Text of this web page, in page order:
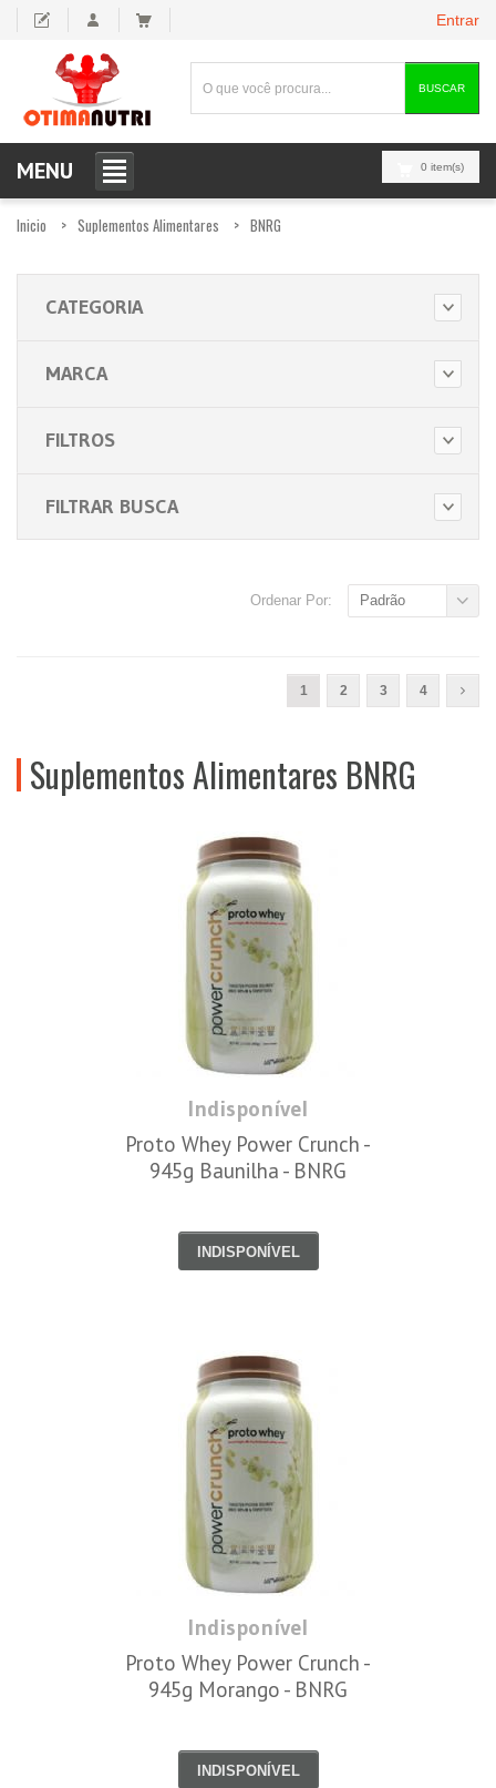
Entrar
BUSCAR
0 item(s)
MENU
Inicio Suplementos Alimentares BNRG
CATEGORIA
MARCA
FILTROS
FILTRAR BUSCA
Ordenar Por: Padrão
1 2 3 4
Suplementos Alimentares BNRG
Indisponível
Proto Whey Power Crunch -
945g Baunilha - BNRG
INDISPONÍVEL
Indisponível
Proto Whey Power Crunch -
945g Morango - BNRG
INDISPONÍVEL